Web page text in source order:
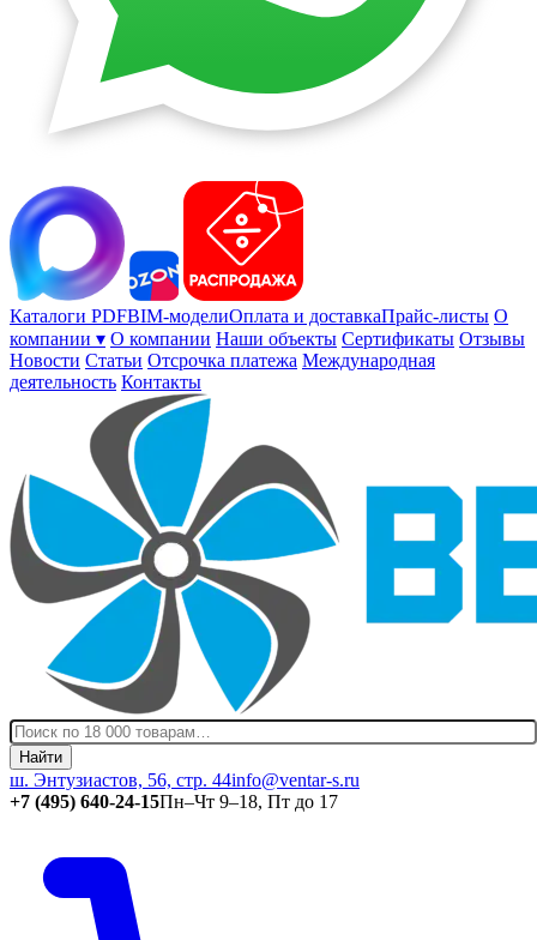
Каталоги PDFBIM-моделиОплата и доставкаПрайс-листы О
компании ▾ О компании Наши объекты Сертификаты Отзывы
Новости Статьи Отсрочка платежа Международная
деятельность Контакты
Найти
ш. Энтузиастов, 56, стр. 44info@ventar-s.ru
+7 (495) 640-24-15Пн–Чт 9–18, Пт до 17